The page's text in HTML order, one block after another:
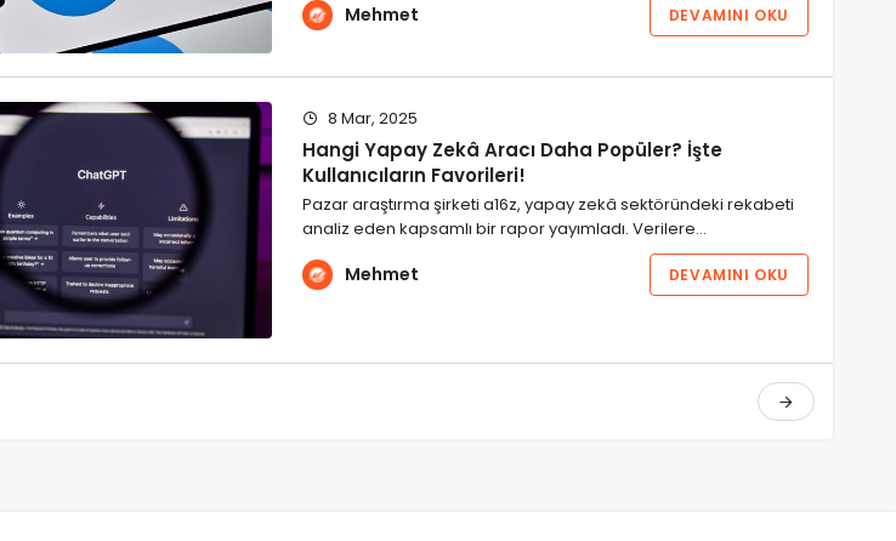
Mehmet DEVAMINI OKU
8 Mar, 2025
Hangi Yapay Zekâ Aracı Daha Popüler? İşte
Kullanıcıların Favorileri!
Pazar araştırma şirketi a16z, yapay zekâ sektöründeki rekabeti
analiz eden kapsamlı bir rapor yayımladı. Verilere…
Mehmet DEVAMINI OKU